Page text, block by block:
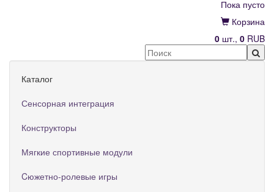
Пока пусто
Корзина
0 шт., 0 RUB
Каталог
Сенсорная интеграция
Конструкторы
Мягкие спортивные модули
Cюжетно-ролевые игры